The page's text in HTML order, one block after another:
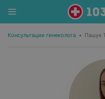
Консультации гинеколога • Пашук